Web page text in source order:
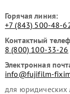
Горячая линия:
+7 (843) 500-48-
Контактный
8 (800) 100-33-26
Электронная
info@fujifilm-
для юридических